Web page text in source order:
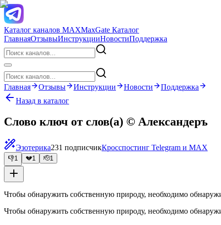
Каталог каналов MAXMaxGate Каталог
ГлавнаяОтзывыИнструкцииНовостиПоддержка
Главная Отзывы Инструкции Новости
Поддержка
Назад в каталог
Слово ключ от слов(а) © Александеръ
Эзотерика231 подписчикКросспостинг Telegram и MAX
👎1 💔1 🫡1
Чтобы обнаружить собственную природу, необходимо
Чтобы обнаружить собственную природу, необходимо